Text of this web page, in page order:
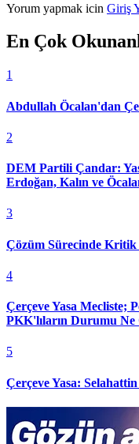
Yorum yapmak icin Giriş
En Çok
1
Abdullah Öcalan'dan
2
DEM Partili Çandar:
Erdoğan, Kalın ve
3
Çözüm Sürecinde Kritik
4
Çerçeve Yasa Mecliste;
PKK'lıların Durumu Ne
5
Çerçeve Yasa: